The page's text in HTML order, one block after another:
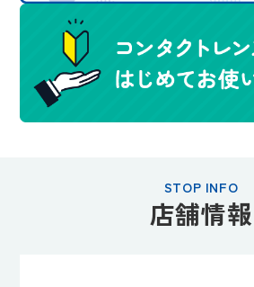
STOP INFO
店舗情報